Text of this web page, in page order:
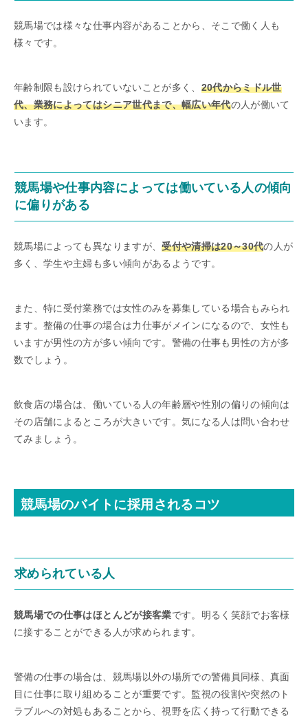
競馬場では様々な仕事内容があることから、そこで働く人も
様々です。
年齢制限も設けられていないことが多く、 20代からミドル世
代、業務によってはシニア世代まで、幅広い年代の人が働いて
います。
競馬場や仕事内容によっては働いている人の傾向
に偏りがある
競馬場によっても異なりますが、受付や清掃は20～30代の人が
多く、学生や主婦も多い傾向があるようです。
また、特に受付業務では女性のみを募集している場合もみられ
ます。整備の仕事の場合は力仕事がメインになるので、女性も
いますが男性の方が多い傾向です。警備の仕事も男性の方が多
数でしょう。
飲食店の場合は、働いている人の年齢層や性別の偏りの傾向は
その店舗によるところが大きいです。気になる人は問い合わせ
てみましょう。
競馬場のバイトに採用されるコツ
求められている人
競馬場での仕事はほとんどが接客業です。明るく笑顔でお客様
に接することができる人が求められます。
警備の仕事の場合は、競馬場以外の場所での警備員同様、真面
目に仕事に取り組めることが重要です。監視の役割や突然のト
ラブルへの対処もあることから、視野を広く持って行動できる